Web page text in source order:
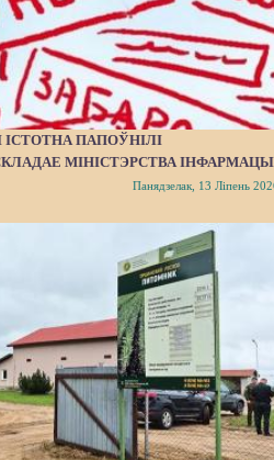
ПАПОЎНІЛІ
МІНІСТЭРСТВА
Панядзелак, 13 Ліпень